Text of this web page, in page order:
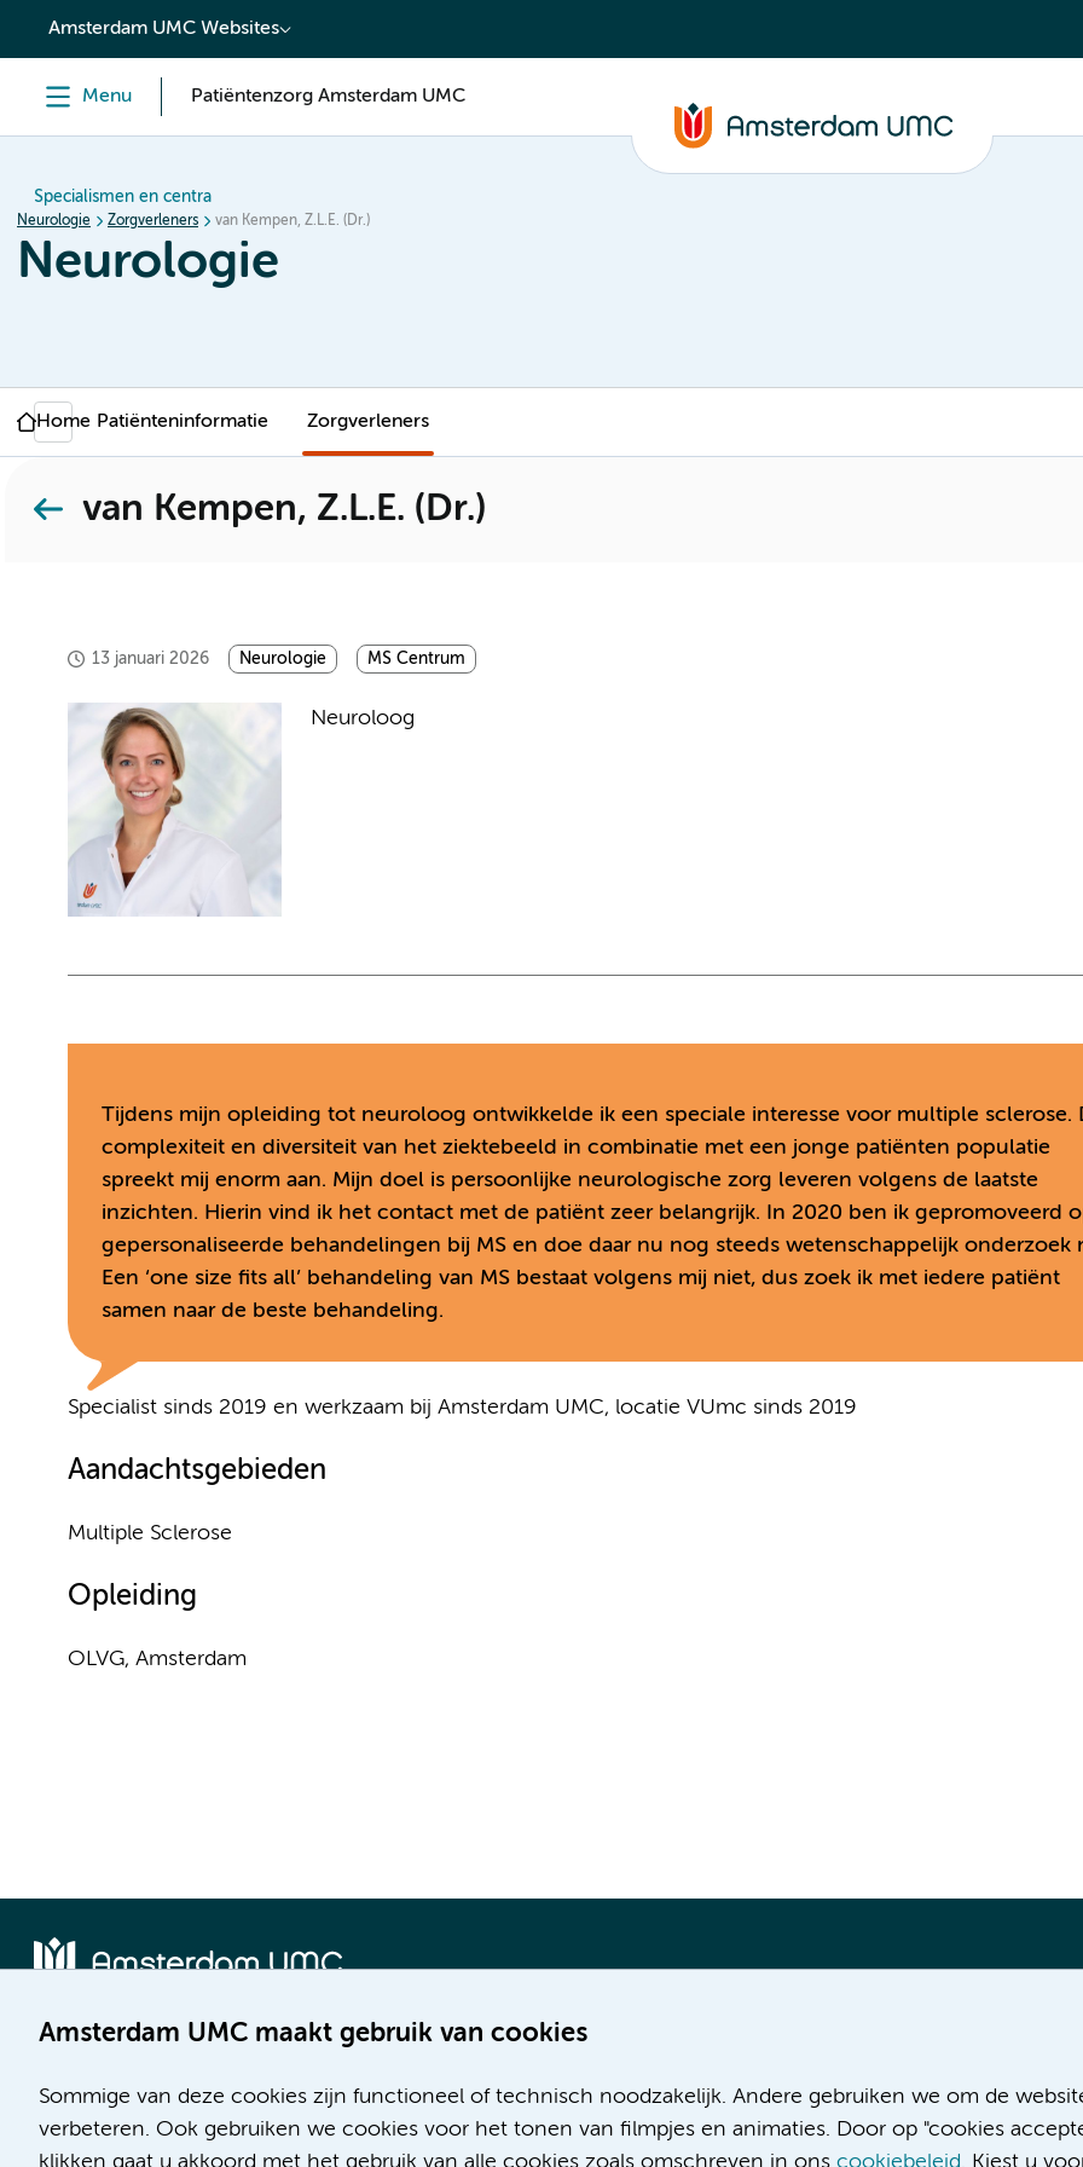
content
Amsterdam UMC Websites
Menu Patiëntenzorg Amsterdam UMC
Specialismen en centra
Neurologie Zorgverleners van Kempen, Z.L.E. (Dr.)
Neurologie
Home Patiënteninformatie Zorgverleners
van Kempen, Z.L.E. (Dr.)
13 januari 2026 Neurologie MS Centrum
Neuroloog
Tijdens mijn opleiding tot neuroloog ontwikkelde ik een speciale interesse voor multiple sclerose.
complexiteit en diversiteit van het ziektebeeld in combinatie met een jonge patiënten populatie
spreekt mij enorm aan. Mijn doel is persoonlijke neurologische zorg leveren volgens de laatste
inzichten. Hierin vind ik het contact met de patiënt zeer belangrijk. In 2020 ben ik gepromoveerd
gepersonaliseerde behandelingen bij MS en doe daar nu nog steeds wetenschappelijk onderzoek
Een ‘one size fits all’ behandeling van MS bestaat volgens mij niet, dus zoek ik met iedere patiënt
samen naar de beste behandeling.
Specialist sinds 2019 en werkzaam bij Amsterdam UMC, locatie VUmc sinds 2019
Aandachtsgebieden
Multiple Sclerose
Opleiding
OLVG, Amsterdam
Amsterdam UMC maakt gebruik van cookies
Sommige van deze cookies zijn functioneel of technisch noodzakelijk. Andere gebruiken we om de
verbeteren. Ook gebruiken we cookies voor het tonen van filmpjes en animaties. Door op "cookies
klikken gaat u akkoord met het gebruik van alle cookies zoals omschreven in ons cookiebeleid . Kiest u
Meibergdreef 9
1105 AZ Amsterdam
De Boelelaan 1117
1081 HV Amsterdam
Werken bij Amsterdam UMC
Over Amsterdam UMC